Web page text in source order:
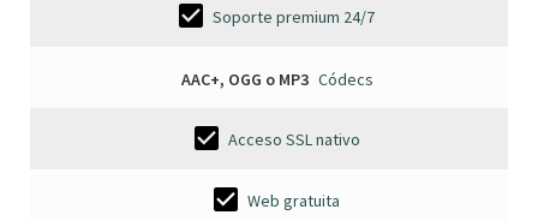
Soporte premium 24/7
AAC+, OGG o MP3 Códecs
Acceso SSL nativo
Web gratuita